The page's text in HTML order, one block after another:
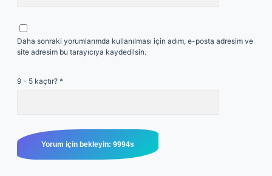
Daha sonraki yorumlarımda kullanılması için adım, e-posta adresim ve
site adresim bu tarayıcıya kaydedilsin.
9 - 5 kaçtır? *